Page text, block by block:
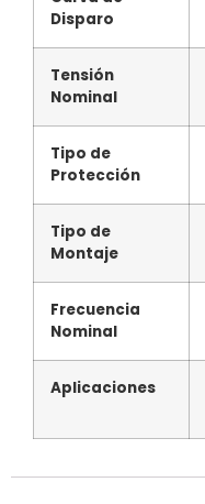
Disparo
Tensión
Nominal
Tipo de
Protección
Tipo de
Montaje
Frecuencia
Nominal
Aplicaciones